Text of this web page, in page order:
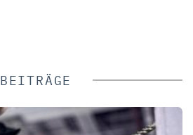
BEITRÄGE